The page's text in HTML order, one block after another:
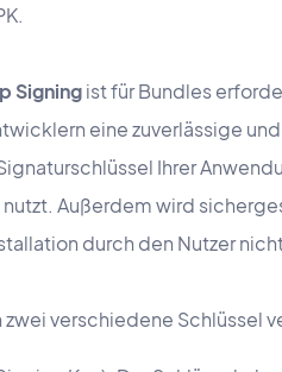
Signingist für Bundles
eine zuverlässige
Ihrer
Außerdem wird
durch den Nutzer
verschiedene Schlüssel